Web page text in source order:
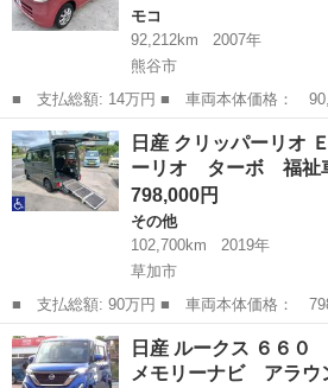
モコ
92,212km
2007年
熊谷市
■ 支払総額: 14万円 ■ 車両本体価格： 90,000 円 ■ メーカー
名： 日産 ■ 車種名： モコ ■ グレー
660cc ■ ドア枚数： 5D ■ ミッション：
埼玉 熊谷市 モコ
日産 クリッパーリオ
ーリオ ターボ 福祉
798,000円
その他
102,700km
2019年
草加市
■ 支払総額: 90万円 ■ 車両本体価格： 798,000 円 ■ メーカー
名： 日産 ■ 車種名： クリッパーリオ
Ｖ１００クリッパーリオ ターボ 福祉
電動ウインチ 後...
埼玉 草加市 その他
日産 ルークス ６６
メモリーナビ アラウ